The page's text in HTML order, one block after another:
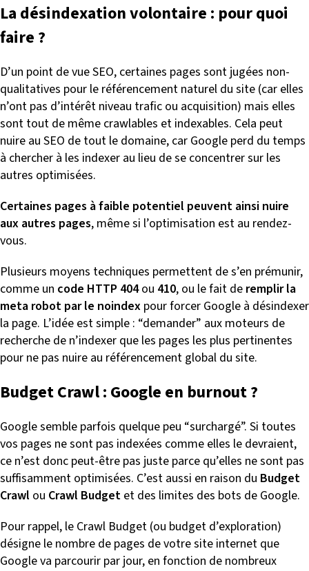
La désindexation volontaire : pour quoi
faire ?
D’un point de vue SEO, certaines pages sont jugées non-
qualitatives pour le référencement naturel du site (car elles
n’ont pas d’intérêt niveau trafic ou acquisition) mais elles
sont tout de même crawlables et indexables. Cela peut
nuire au SEO de tout le domaine, car Google perd du temps
à chercher à les indexer au lieu de se concentrer sur les
autres optimisées.
Certaines pages à faible potentiel peuvent ainsi nuire
aux autres pages, même si l’optimisation est au rendez-
vous.
Plusieurs moyens techniques permettent de s’en prémunir,
comme un code HTTP 404ou 410, ou le fait de remplir la
meta robot par le noindex pour forcer Google à désindexer
la page. L’idée est simple : “demander” aux moteurs de
recherche de n’indexer que les pages les plus pertinentes
pour ne pas nuire au référencement global du site.
Budget Crawl : Google en burnout ?
Google semble parfois quelque peu “surchargé”. Si toutes
vos pages ne sont pas indexées comme elles le devraient,
ce n’est donc peut-être pas juste parce qu’elles ne sont pas
suffisamment optimisées. C’est aussi en raison du Budget
Crawl ou Crawl Budget et des limites des bots de Google.
Pour rappel, le Crawl Budget (ou budget d’exploration)
désigne le nombre de pages de votre site internet que
Google va parcourir par jour, en fonction de nombreux